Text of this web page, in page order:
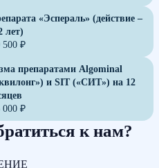
«Эспераль» (действие –
лет)
500 ₽
препаратами Algominal
и SIT («СИТ») на 12
000 ₽
к нам?